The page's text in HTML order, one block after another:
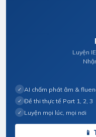
Luyện
✓ AI chấm phát âm &
✓ Đề thi thực tế Part 1, 2, 3
✓ Luyện mọi lúc, mọi nơi
📱